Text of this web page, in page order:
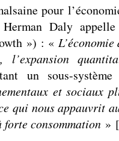
pour
Daly
») : «
l’expansion
un sous-
et sociaux
qui nous appauvrit
forte consommation » [